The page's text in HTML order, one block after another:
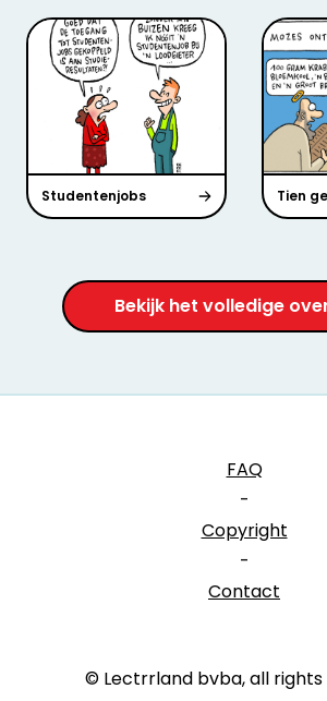
Studentenjobs Tien
Bekijk het volledige
FAQ
-
Copyright
-
Contact
© Lectrrland bvba, all